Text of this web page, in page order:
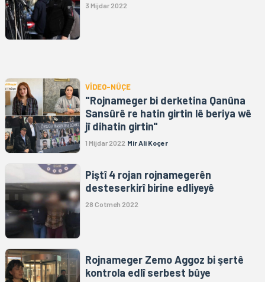
3 Mijdar 2022
VÎDEO-NÛÇE
"Rojnameger bi derketina Qanûna
Sansûrê re hatin girtin lê beriya wê
jî dihatin girtin"
1 Mijdar 2022 Mir Ali Koçer
Piştî 4 rojan rojnamegerên
desteserkirî birine edliyeyê
28 Cotmeh 2022
Rojnameger Zemo Aggoz bi şertê
kontrola edlî serbest bûye